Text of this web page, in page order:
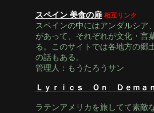
スペイン 美食の扉 相互リンク
スペインの中にはアンダルシア
があって、それぞれが文化・言
る。このサイトでは各地方の郷
の話もある。
管理人：もうたろうサン
Ｌｙｒｉｃｓ Ｏｎ Ｄｅｍａ
ラテンアメリカを旅してて素